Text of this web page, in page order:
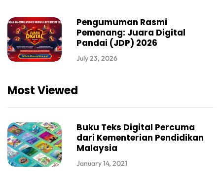
Pengumuman Rasmi
Pemenang: Juara Digital
Pandai (JDP) 2026
July 23, 2026
Most Viewed
Buku Teks Digital Percuma
dari Kementerian Pendidikan
Malaysia
January 14, 2021